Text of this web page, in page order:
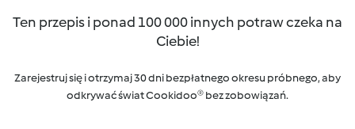
Ten przepis i ponad 100 000 innych potraw czeka na
Ciebie!
Zarejestruj się i otrzymaj 30 dni bezpłatnego okresu próbnego, aby
odkrywać świat Cookidoo® bez zobowiązań.